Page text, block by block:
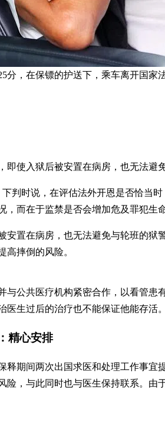
分，在保镖的护送下，乘车离开国家
即使入狱后被安置在病房，也无法
判时说，在评估法外开恩是否恰当
而在于监禁是否会增加危及罪犯生
安置在病房，也无法避免与轮班的
高摔倒的风险。
与公共医疗机构紧密合作，以看管
生过后的治疗也不能保证他能存活。
精心安排
释期间两次出国求医和处理工作事
险，与此同时也与医生保持联系。由